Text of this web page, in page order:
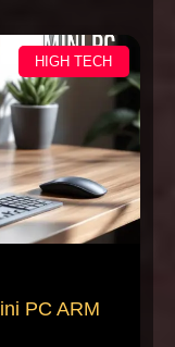
HIGH TECH
PC ARM